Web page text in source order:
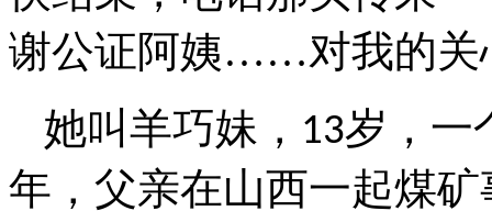
谢公证阿姨……对我的关
她叫羊巧妹， 13岁，一
年，父亲在山西一起煤